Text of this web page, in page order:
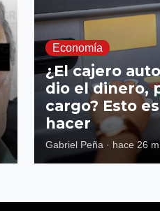
Economía
¿El cajero
dio el dinero,
cargo? Esto
hacer
Gabriel Peña · hace 26